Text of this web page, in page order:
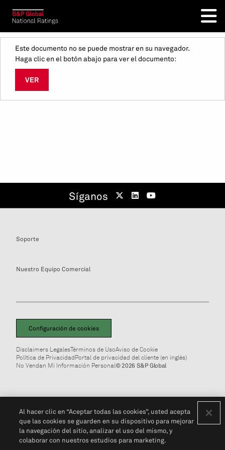
Este documento no se puede mostrar en su navegador.
Haga clic en el botón abajo para ver el documento:
VER
Síganos
Soporte
Nuestro Equipo Comercial
Configuración de cookies
Disclaimers LegalesTérminos de UsoAviso de Cookie
Política de PrivacidadPortal de privacidad del cliente (en inglés)
No Vendan Mi Información Personal© 2026 S&P Global
Al hacer clic en “Aceptar todas las cookies”, usted acepta
que las cookies se guarden en su dispositivo para mejorar
la navegación del sitio, analizar el uso del mismo, y
colaborar con nuestros estudios para marketing.